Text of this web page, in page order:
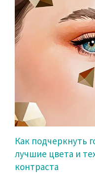
Как подчеркнуть
лучшие цвета и
контраста